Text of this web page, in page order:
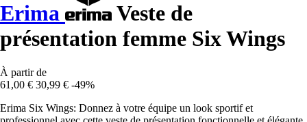
Erima
Veste de
présentation femme Six Wings
À partir de
61,00 € 30,99 € -49%
Erima Six Wings: Donnez à votre équipe un look sportif et